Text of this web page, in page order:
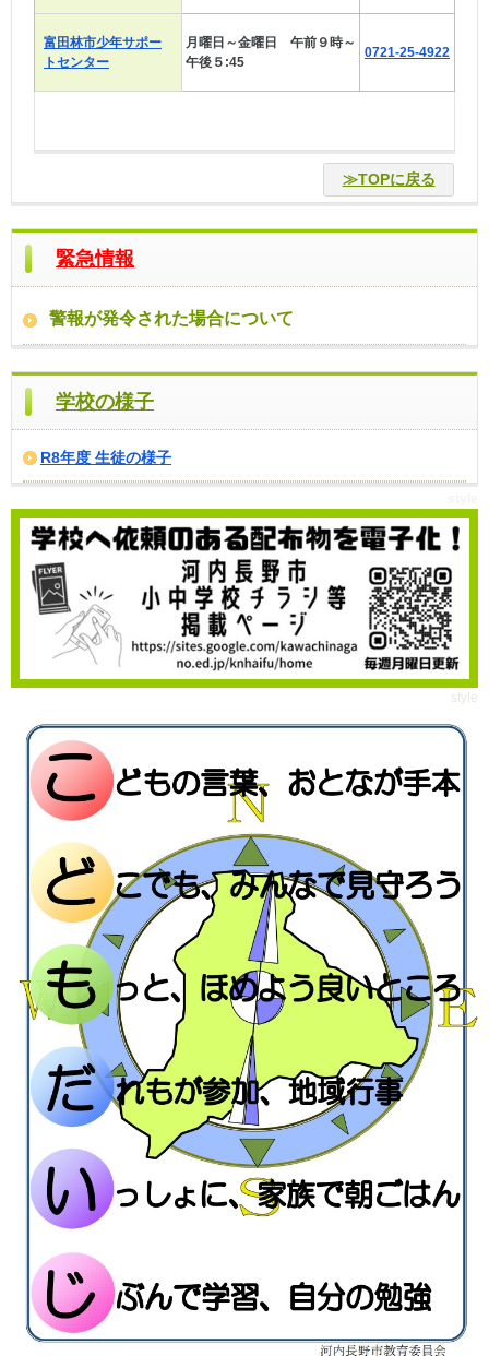
富田林市少年サポー
トセンター
月曜日～金曜日 午前９時～
午後５:45
0721-25-4922
≫TOPに戻る
緊急情報
警報が発令された場合について
学校の様子
R8年度 生徒の様子
style